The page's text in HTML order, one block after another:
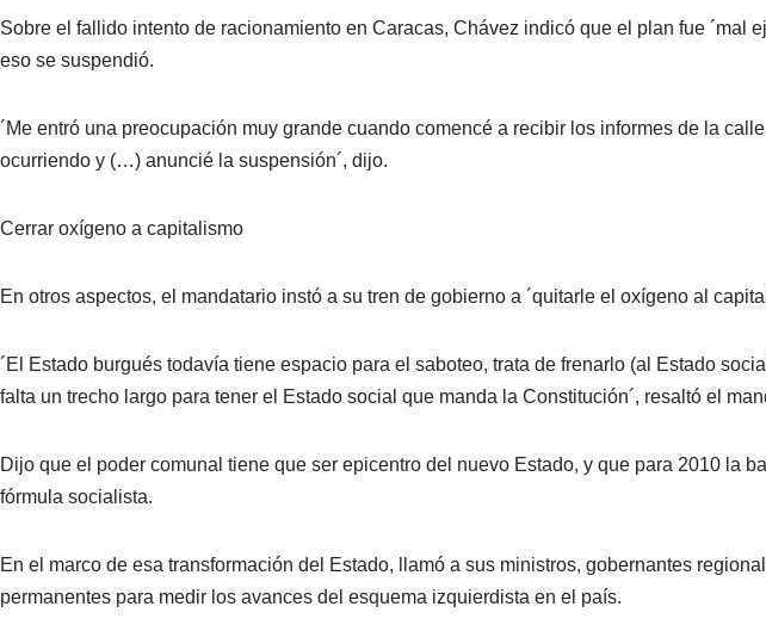
Sobre el fallido intento de racionamiento en Caracas, Chávez indicó que el plan fue ´mal
eso se suspendió.
´Me entró una preocupación muy grande cuando comencé a recibir los informes de la
ocurriendo y (…) anuncié la suspensión´, dijo.
Cerrar oxígeno a capitalismo
En otros aspectos, el mandatario instó a su tren de gobierno a ´quitarle el oxígeno al
´El Estado burgués todavía tiene espacio para el saboteo, trata de frenarlo (al Estado
falta un trecho largo para tener el Estado social que manda la Constitución´, resaltó el
Dijo que el poder comunal tiene que ser epicentro del nuevo Estado, y que para 2010 la
fórmula socialista.
En el marco de esa transformación del Estado, llamó a sus ministros, gobernantes
permanentes para medir los avances del esquema izquierdista en el país.